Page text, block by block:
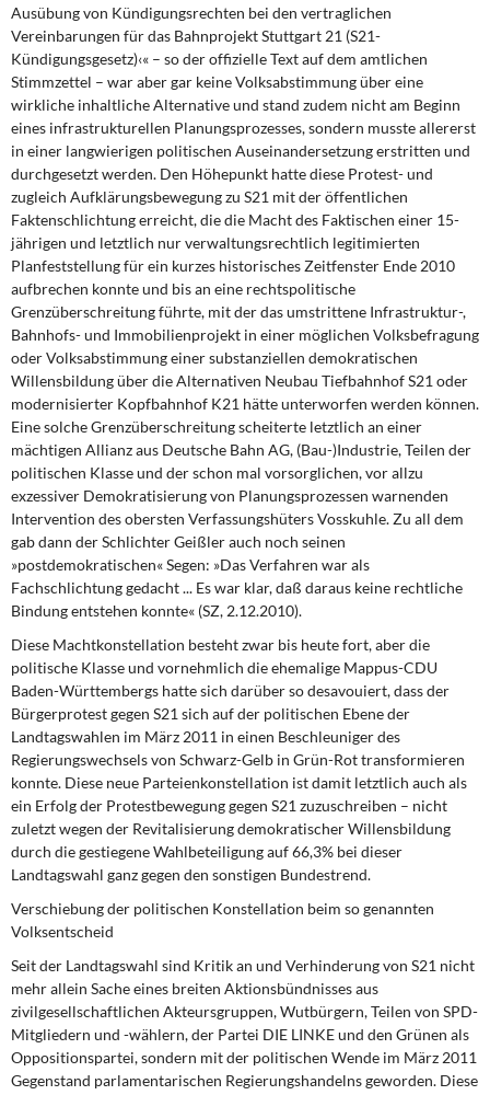
Ausübung von Kündigungsrechten bei den vertraglichen
Vereinbarungen für das Bahnprojekt Stuttgart 21 (S21-
Kündigungsgesetz)‹« – so der offizielle Text auf dem amtlichen
Stimmzettel – war aber gar keine Volksabstimmung über eine
wirkliche inhaltliche Alternative und stand zudem nicht am Beginn
eines infrastrukturellen Planungsprozesses, sondern musste allererst
in einer langwierigen politischen Auseinandersetzung erstritten und
durchgesetzt werden. Den Höhepunkt hatte diese Protest- und
zugleich Aufklärungsbewegung zu S21 mit der öffentlichen
Faktenschlichtung erreicht, die die Macht des Faktischen einer 15-
jährigen und letztlich nur verwaltungsrechtlich legitimierten
Planfeststellung für ein kurzes historisches Zeitfenster Ende 2010
aufbrechen konnte und bis an eine rechtspolitische
Grenzüberschreitung führte, mit der das umstrittene Infrastruktur-,
Bahnhofs- und Immobilienprojekt in einer möglichen Volksbefragung
oder Volksabstimmung einer substanziellen demokratischen
Willensbildung über die Alternativen Neubau Tiefbahnhof S21 oder
modernisierter Kopfbahnhof K21 hätte unterworfen werden können.
Eine solche Grenzüberschreitung scheiterte letztlich an einer
mächtigen Allianz aus Deutsche Bahn AG, (Bau-)Industrie, Teilen der
politischen Klasse und der schon mal vorsorglichen, vor allzu
exzessiver Demokratisierung von Planungsprozessen warnenden
Intervention des obersten Verfassungshüters Vosskuhle. Zu all dem
gab dann der Schlichter Geißler auch noch seinen
»postdemokratischen« Segen: »Das Verfahren war als
Fachschlichtung gedacht ... Es war klar, daß daraus keine rechtliche
Bindung entstehen konnte« (SZ, 2.12.2010).
Diese Machtkonstellation besteht zwar bis heutefort, aber die
politische Klasse und vornehmlich die ehemalige Mappus-CDU
Baden-Württembergs hatte sich darüber so desavouiert, dass der
Bürgerprotest gegen S21 sich auf der politischen Ebene der
Landtagswahlen im März 2011 in einen Beschleuniger des
Regierungswechsels von Schwarz-Gelb in Grün-Rot transformieren
konnte. Diese neue Parteienkonstellation ist damit letztlich auch als
ein Erfolg der Protestbewegung gegen S21 zuzuschreiben – nicht
zuletzt wegen der Revitalisierung demokratischer Willensbildung
durch die gestiegene Wahlbeteiligung auf 66,3% bei dieser
Landtagswahl ganz gegen den sonstigen Bundestrend.
Verschiebung der politischen Konstellation beim so genannten
Volksentscheid
Seit der Landtagswahl sind Kritikan und Verhinderung von S21 nicht
mehr allein Sache eines breiten Aktionsbündnisses aus
zivilgesellschaftlichen Akteursgruppen, Wutbürgern, Teilen von SPD-
Mitgliedern und -wählern, der Partei DIE LINKE und den Grünen als
Oppositionspartei, sondern mit der politischen Wende im März 2011
Gegenstand parlamentarischen Regierungshandelns geworden. Diese